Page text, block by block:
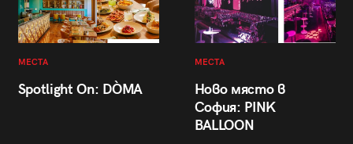
МЕСТА
Spotlight On: DÒMA
МЕСТА
Ново място в
София: PINK
BALLOON